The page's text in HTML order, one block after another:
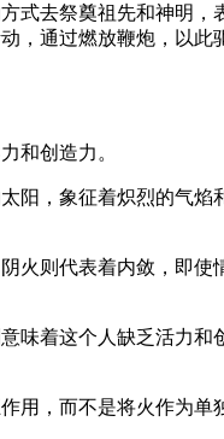
式去祭奠祖先和神明，
，通过燃放鞭炮，以此
和创造力。
阳，象征着炽烈的气焰
火则代表着内敛，即使
味着这个人缺乏活力和
用，而不是将火作为单